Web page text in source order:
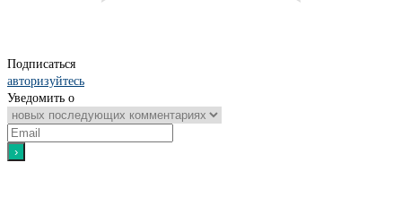
Подписаться
авторизуйтесь
Уведомить о